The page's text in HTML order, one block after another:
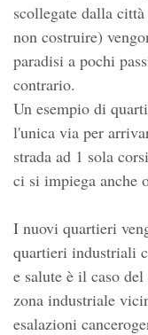
scollegate dalla
non costruire)
paradisi a pochi
contrario.
Un esempio di
l'unica via per
strada ad 1 sola
ci si impiega anche
I nuovi quartieri
quartieri industriali
e salute è il caso
zona industriale
esalazioni